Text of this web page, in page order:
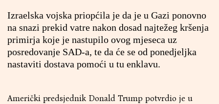
Izraelska vojska priopćila je da je u Gazi ponovno
na snazi prekid vatre nakon dosad najtežeg kršenja
primirja koje je nastupilo ovog mjeseca uz
posredovanje SAD-a, te da će se od ponedjeljka
nastaviti dostava pomoći u tu enklavu.
Američki predsjednik Donald Trump potvrdio je u